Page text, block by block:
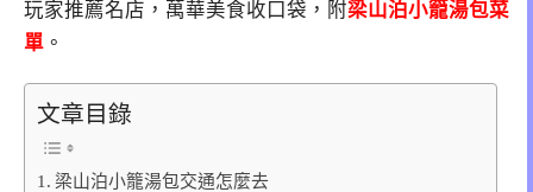
玩家推薦名店，萬華美食收口袋，附梁山泊小籠湯包菜
單 。
文章目錄
梁山泊小籠湯包交通怎麼去